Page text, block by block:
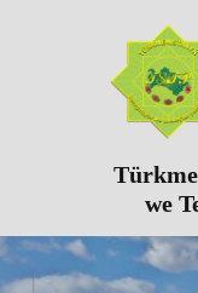
we